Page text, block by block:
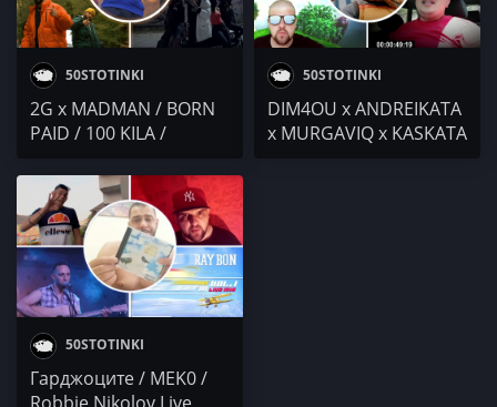
2&200podcast / Duli &
Mati / Дороти Такев
50STOTINKI
2G x MADMAN / BORN
PAID / 100 KILA /
Genius
50STOTINKI
DIM4OU x ANDREIKATA
x MURGAVIQ x KASKATA
50STOTINKI
Гарджоците / MEK0 /